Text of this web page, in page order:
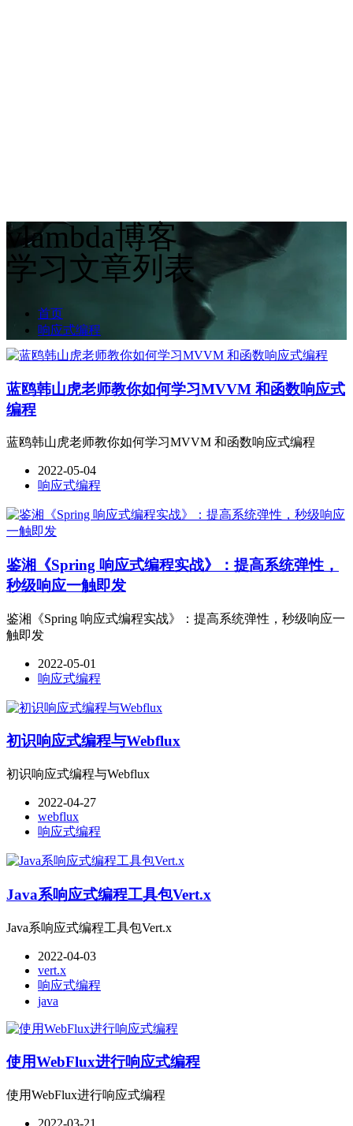
vlambda博客
学习文章列表
首页
响应式编程
蓝鸥韩山虎老师教你如何学习MVVM 和函数响应式
编程
蓝鸥韩山虎老师教你如何学习MVVM 和函数响应式编程
2022-05-04
响应式编程
鉴湘《Spring 响应式编程实战》：提高系统弹性，
秒级响应一触即发
鉴湘《Spring 响应式编程实战》：提高系统弹性，秒级响应一
触即发
2022-05-01
响应式编程
初识响应式编程与Webflux
初识响应式编程与Webflux
2022-04-27
webflux
响应式编程
Java系响应式编程工具包Vert.x
Java系响应式编程工具包Vert.x
2022-04-03
vert.x
响应式编程
java
使用WebFlux进行响应式编程
使用WebFlux进行响应式编程
2022-03-21